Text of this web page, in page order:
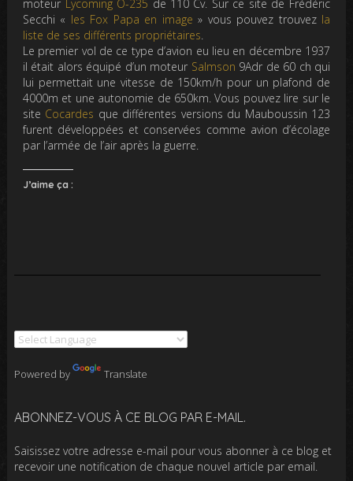
moteur Lycoming O-235 de 110 Cv. Sur ce site de Frédéric
Secchi « les Fox Papa en image » vous pouvez trouvez la
liste de ses différents propriétaires.
Le premier vol de ce type d’avion eu lieu en décembre 1937
il était alors équipé d’un moteur Salmson 9Adr de 60 ch qui
lui permettait une vitesse de 150km/h pour un plafond de
4000m et une autonomie de 650km. Vous pouvez lire sur le
site Cocardes que différentes versions du Mauboussin 123
furent développées et conservées comme avion d’écolage
par l’armée de l’air après la guerre.
J’aime ça :
Powered by Translate
ABONNEZ-VOUS À CE BLOG PAR E-MAIL.
Saisissez votre adresse e-mail pour vous abonner à ce blog et
recevoir une notification de chaque nouvel article par email.